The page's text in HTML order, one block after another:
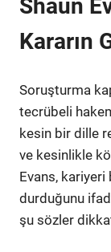
Shaun
Kararın
Soruşturma
tecrübeli
kesin bir dille
ve kesinlikle
Evans, kariyeri
durduğunu
şu sözler